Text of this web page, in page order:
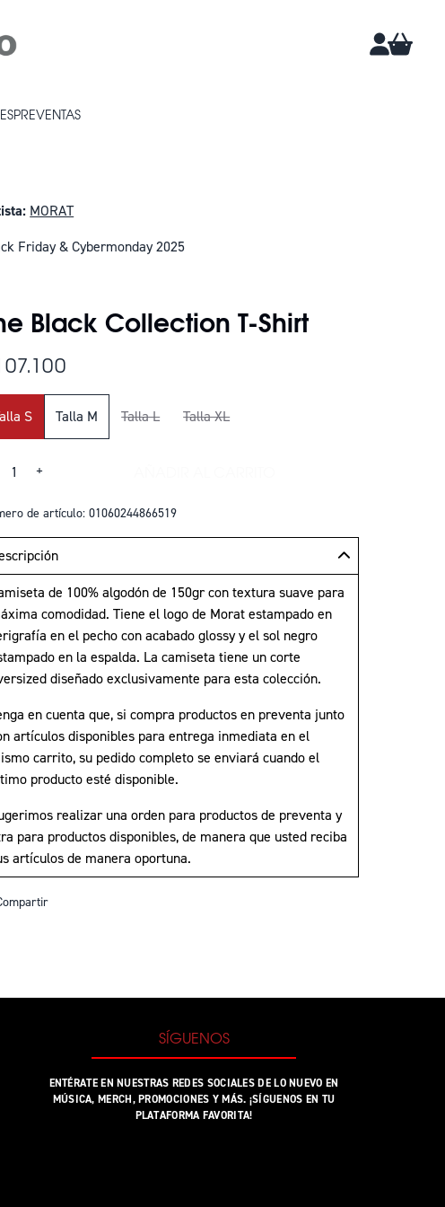
PREVENTAS
MORAT
Friday & Cybermonday 2025
Black Collection T-Shirt
S Talla M Talla L Talla XL
+
de artículo: 01060244866519
de 100% algodón de 150gr con textura suave para
comodidad. Tiene el logo de Morat estampado en
en el pecho con acabado glossy y el sol negro
en la espalda. La camiseta tiene un corte
diseñado exclusivamente para esta colección.
en cuenta que, si compra productos en preventa junto
artículos disponibles para entrega inmediata en el
carrito, su pedido completo se enviará cuando el
producto esté disponible.
realizar una orden para productos de preventa y
para productos disponibles, de manera que usted reciba
artículos de manera oportuna.
SÍGUENOS
ENTÉRATE EN NUESTRAS REDES SOCIALES DE LO NUEVO EN
MÚSICA, MERCH, PROMOCIONES Y MÁS. ¡SÍGUENOS EN TU
PLATAFORMA FAVORITA!